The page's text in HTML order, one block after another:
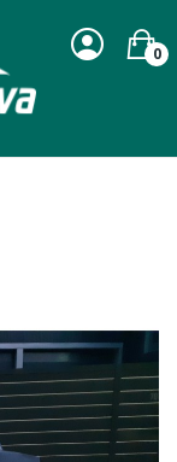
0